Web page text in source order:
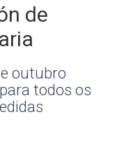
de
outubro
todos os